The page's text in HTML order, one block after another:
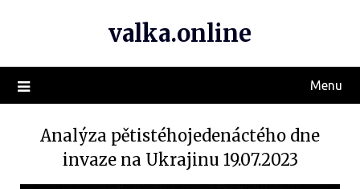
valka.online
Menu
Analýza pětistéhojedenáctého dne
invaze na Ukrajinu 19.07.2023